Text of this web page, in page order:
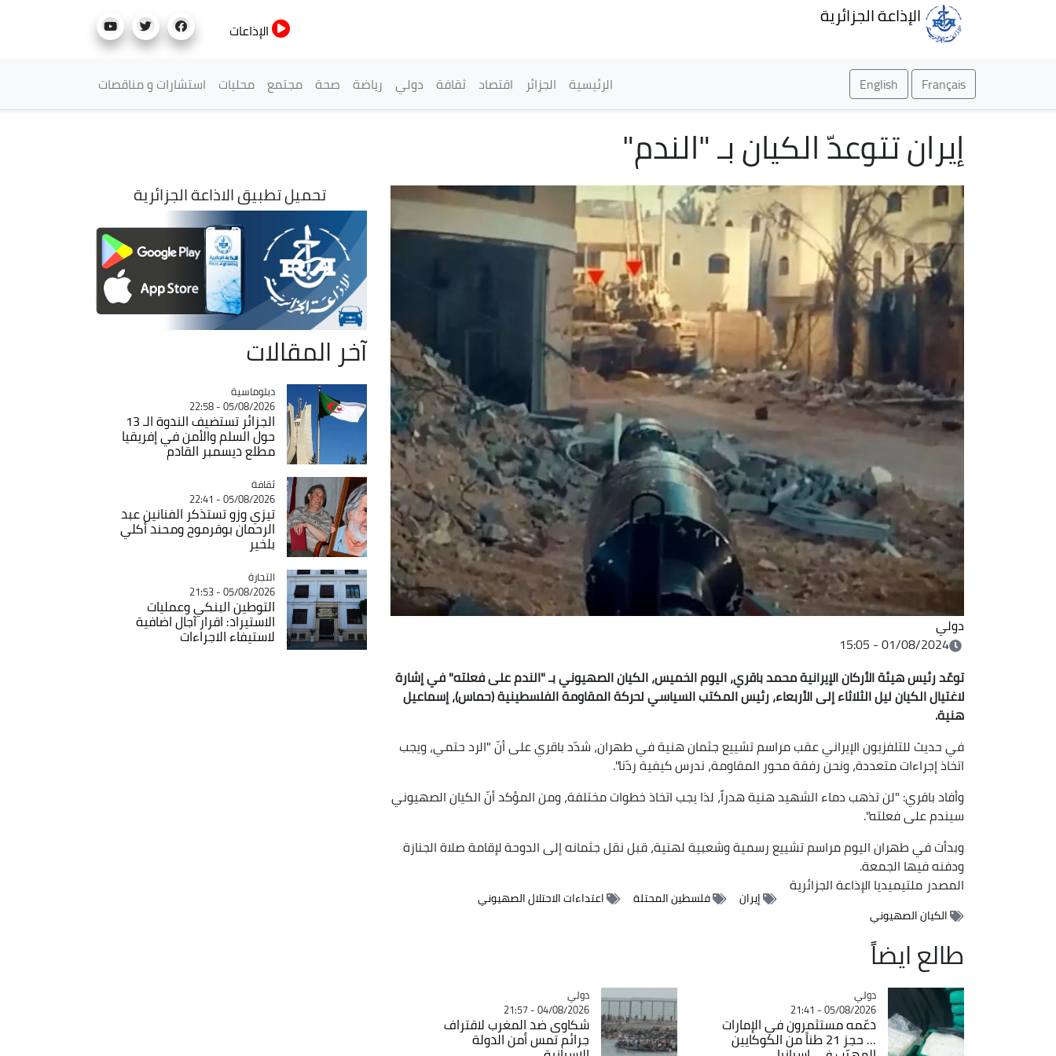
الإذاعة الجزائرية
الإذاعات
Français
English القائمة الرئيسية
الرئيسية الجزائر اقتصاد ثقافة دولي رياضة صحة مجتمع محليات استشارات و مناقصات
إيران تتوعدّ الكيان بـ "الندم"
دولي
01/08/2024 - 15:05
توعّد رئيس هيئة الأركان الإيرانية محمد باقري، اليوم الخميس، الكيان الصهيوني بـ "الندم على فعلته" في إشارة
لاغتيال الكيان ليل الثلاثاء إلى الأربعاء، رئيس المكتب السياسي لحركة المقاومة الفلسطينية (حماس)، إسماعيل
هنية.
في حديث للتلفزيون الإيراني عقب مراسم تشييع جثمان هنية في طهران، شدّد باقري على أنّ "الرد حتمي، ويجب
اتخاذ إجراءات متعددة، ونحن رفقة محور المقاومة، ندرس كيفية ردّنا".
وأفاد باقري: "لن تذهب دماء الشهيد هنية هدراً، لذا يجب اتخاذ خطوات مختلفة، ومن المؤكد أنّ الكيان الصهيوني
سيندم على فعلته".
وبدأت في طهران اليوم مراسم تشييع رسمية وشعبية لهنية، قبل نقل جثمانه إلى الدوحة لإقامة صلاة الجنازة
ودفنه فيها الجمعة.
المصدر ملتيميديا الإذاعة الجزائرية
إيران فلسطين المحتلة
اعتداءات الاحتلال الصهيوني
الكيان الصهيوني
طالع ايضاً
Catégorie
دولي
05/08/2026 - 21:41
دعّمه مستثمرون في الإمارات
... حجز 21 طناً من الكوكايين
Catégorie
دولي
04/08/2026 - 21:57
شكاوى ضد المغرب لاقتراف
جرائم تمس أمن الدولة
تحميل تطبيق الاذاعة الجزائرية
آخر المقالات
Catégorie
دبلوماسية
05/08/2026 - 22:58
الجزائر تستضيف الندوة الـ 13
حول السلم والأمن في إفريقيا
مطلع ديسمبر القادم
Catégorie
ثقافة
05/08/2026 - 22:41
تيزي وزو تستذكر الفنانين عبد
الرحمان بوقرموح ومحند أكلي
بلخير
Catégorie
التجارة
05/08/2026 - 21:53
التوطين البنكي وعمليات
الاستيراد: اقرار آجال اضافية
لاستيفاء الاجراءات